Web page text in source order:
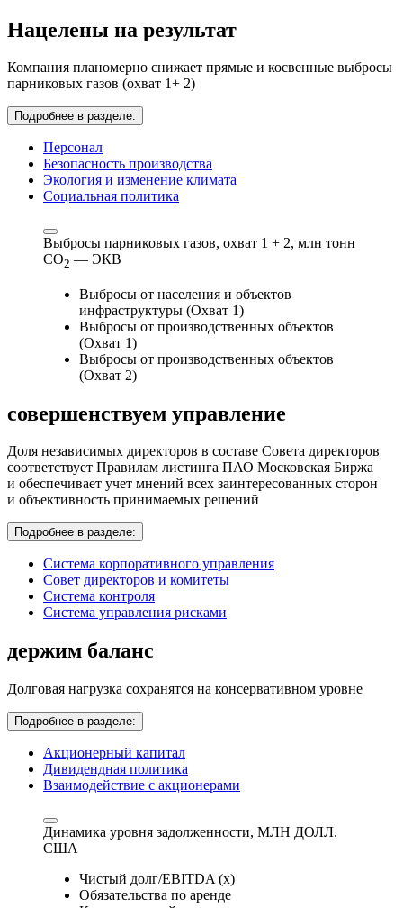
Нацелены на результат
Компания планомерно снижает прямые и косвенные выбросы
парниковых газов (охват 1+ 2)
Подробнее в разделе:
Персонал
Безопасность производства
Экология и изменение климата
Социальная политика
Выбросы парниковых газов, охват 1 + 2, млн тонн
СО2 — ЭКВ
Выбросы от населения и объектов
инфраструктуры (Охват 1)
Выбросы от производственных объектов
(Охват 1)
Выбросы от производственных объектов
(Охват 2)
совершенствуем управление
Доля независимых директоров в составе Совета директоров
соответствует Правилам листинга ПАО Московская Биржа
и обеспечивает учет мнений всех заинтересованных сторон
и объективность принимаемых решений
Подробнее в разделе:
Система корпоративного управления
Совет директоров и комитеты
Система контроля
Система управления рисками
держим баланс
Долговая нагрузка сохранятся на консервативном уровне
Подробнее в разделе:
Акционерный капитал
Дивидендная политика
Взаимодействие с акционерами
Динамика уровня задолженности, МЛН ДОЛЛ.
США
Чистый долг/EBITDA (x)
Обязательства по аренде